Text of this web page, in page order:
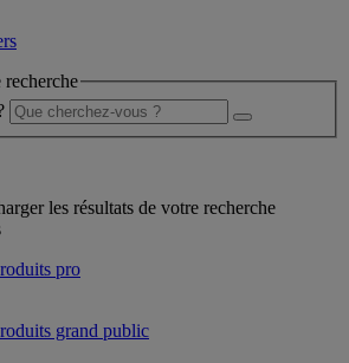
les résultats de votre recherche
pro
grand public